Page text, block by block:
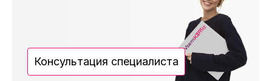
Консультация специалиста